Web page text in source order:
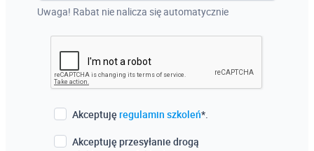
Uwaga! Rabat nie nalicza się automatycznie
Akceptuję regulamin szkoleń*.
Akceptuję przesyłanie drogą
Szwecja
Holandia
Czechy